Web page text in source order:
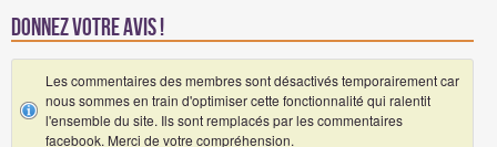
Donnez votre avis !
Les commentaires des membres sont désactivés temporairement car
nous sommes en train d'optimiser cette fonctionnalité qui ralentit
l'ensemble du site. Ils sont remplacés par les commentaires
facebook. Merci de votre compréhension.